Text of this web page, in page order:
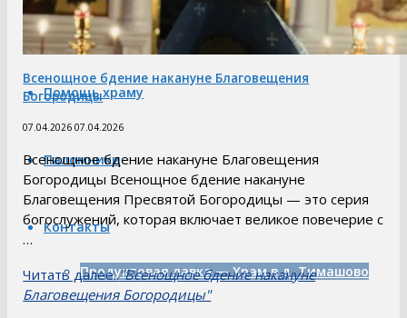
Расписание богослужений
Помощь храму
Паломники
Контакты
Продуктовая лавка — Храм в д. Тимашово
Всенощное бдение накануне Благовещения
Богородицы
07.04.202607.04.2026
Всенощное бдение накануне Благовещения
Богородицы Всенощное бдение накануне
Благовещения Пресвятой Богородицы — это серия
богослужений, которая включает великое повечерие с
…
Читать далее.."Всенощное бдение накануне
Благовещения Богородицы"